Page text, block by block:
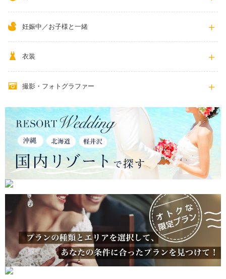
妊娠中／お子様と一緒
衣装
撮影・フォトグラファー